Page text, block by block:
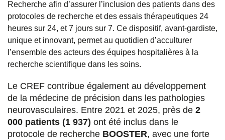
Recherche afin d’assurer l’inclusion des patients dans des
protocoles de recherche et des essais thérapeutiques 24
heures sur 24, et 7 jours sur 7. Ce dispositif, avant-gardiste,
unique et innovant, permet au quotidien d’acculturer
l’ensemble des acteurs des équipes hospitalières à la
recherche scientifique dans les soins.
Le CREF contribue également au développement
de la médecine de précision dans les pathologies
neurovasculaires. Entre 2021 et 2025, près de 2
000 patients (1 937) ont été inclus dans le
protocole de recherche BOOSTER, avec une forte